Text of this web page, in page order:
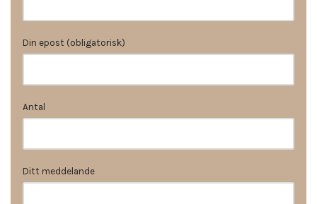
Din epost (obligatorisk)
Antal
Ditt meddelande